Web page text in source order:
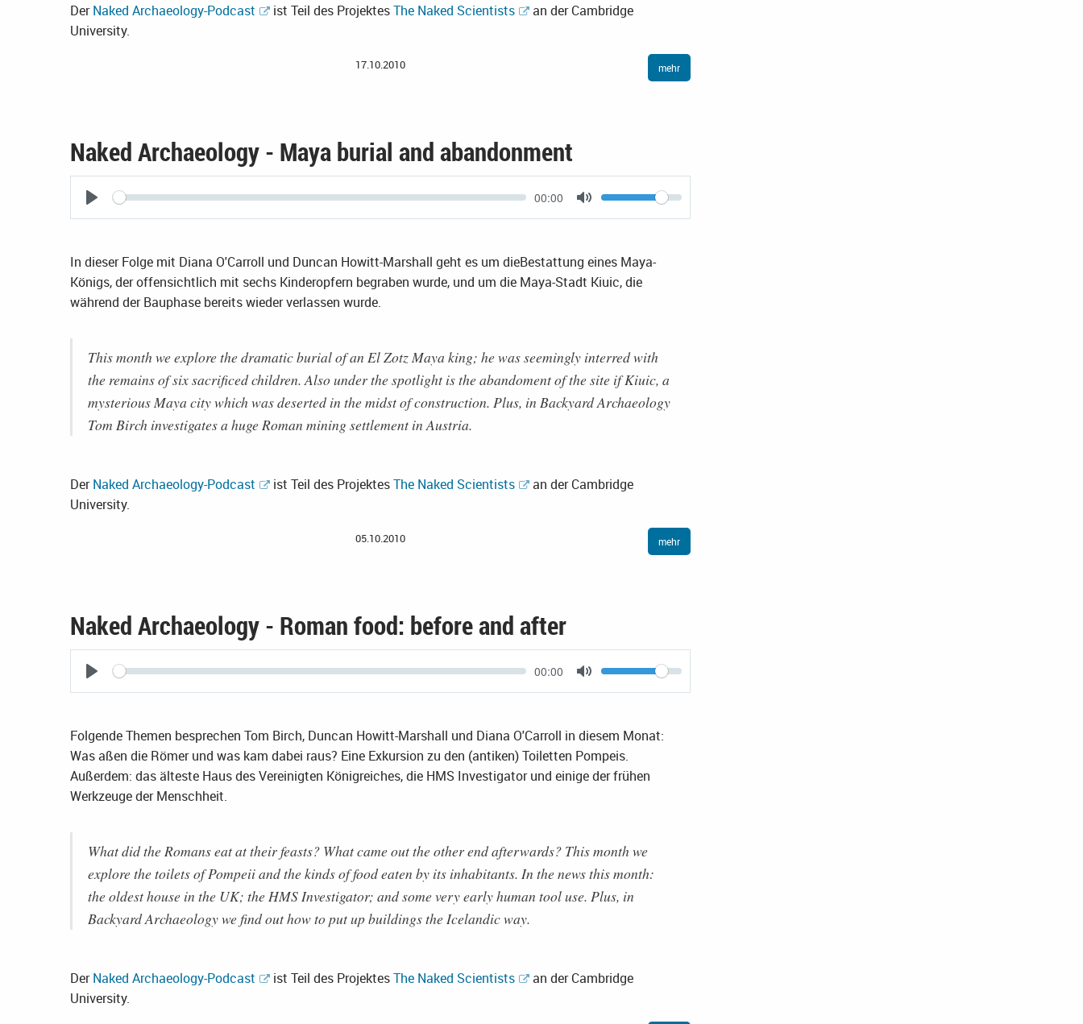
DerNaked Archaeology-Podcast ist Teil des ProjektesThe Naked Scientists
an der Cambridge
University.
17.10.2010 mehr
Naked Archaeology - Maya burial and abandonment
Seek Current
00:00
Mute
Volume
In dieser Folge mit Diana O'Carroll und Duncan Howitt-Marshall geht es um dieBestattung eines Maya-
Königs, der offensichtlich mit sechs Kinderopfern begraben wurde, und um die Maya-Stadt Kiuic, die
während der Bauphase bereits wieder verlassen wurde.
This month we explore the dramatic burial of an El Zotz Maya king; he was seemingly interred with
the remains of six sacrificed children. Also under the spotlight is the abandoment of the site if Kiuic, a
mysterious Maya city which was deserted in the midst of construction. Plus, in Backyard Archaeology
Tom Birch investigates a huge Roman mining settlement in Austria.
DerNaked Archaeology-Podcast ist Teil des ProjektesThe Naked Scientists
an der Cambridge
University.
05.10.2010 mehr
Naked Archaeology - Roman food: before and after
Seek Current
00:00
Mute
Volume
Folgende Themen besprechen Tom Birch, Duncan Howitt-Marshall und Diana O'Carroll in diesem Monat:
Was aßen die Römer und was kam dabei raus? Eine Exkursion zu den (antiken) Toiletten Pompeis.
Außerdem: das älteste Haus des Vereinigten Königreiches, die HMS Investigator und einige der frühen
Werkzeuge der Menschheit.
What did the Romans eat at their feasts? What came out the other end afterwards? This month we
explore the toilets of Pompeii and the kinds of food eaten by its inhabitants. In the news this month:
the oldest house in the UK; the HMS Investigator; and some very early human tool use. Plus, in
Backyard Archaeology we find out how to put up buildings the Icelandic way.
DerNaked Archaeology-Podcast ist Teil des ProjektesThe Naked Scientists
an der Cambridge
University.